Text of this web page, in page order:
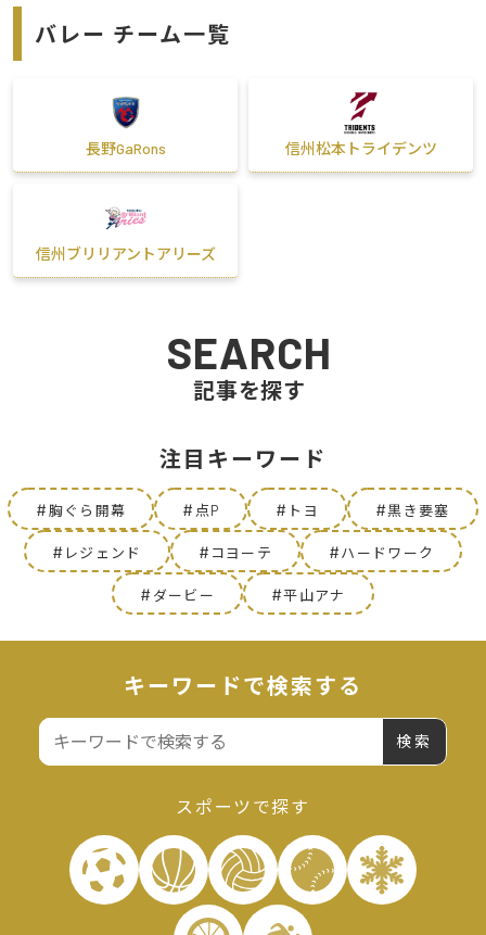
バレー チーム一覧
長野GaRons 信州松本トライデンツ
信州ブリリアントアリーズ
記事を探す
SEARCH
注目キーワード
#胸ぐら開幕 #点P # トヨ #黒き要塞
# レジェンド #コヨーテ #ハードワーク
#ダービー #平山アナ
キーワードで検索する
検
索:
スポーツで探す